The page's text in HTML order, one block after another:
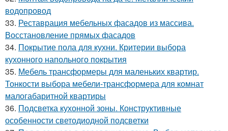
водопровод
33. Реставрация мебельных фасадов из массива.
Восстановление прямых фасадов
34. Покрытие пола для кухни. Критерии выбора
кухонного напольного покрытия
35. Мебель трансформеры для маленьких квартир.
Тонкости выбора мебели-трансформера для комнат
малогабаритной квартиры
36. Подсветка кухонной зоны. Конструктивные
особенности светодиодной подсветки